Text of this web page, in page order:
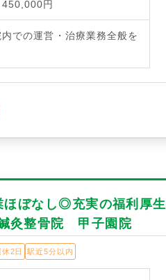
円
での運営・治療業務全般を
ぼなし◎充実の福利厚生
灸整骨院 甲子園院
休2日 駅近5分以内